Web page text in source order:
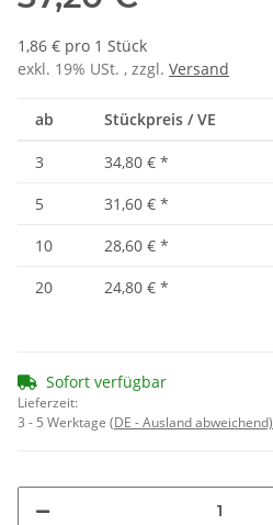
1,86 € pro 1 Stück
exkl. 19% USt. , zzgl. Versand
ab Stückpreis / VE
3 34,80 € *
5
31,60 € *
10
28,60 € *
20
24,80 € *
Sofort verfügbar
Lieferzeit:
3 - 5 Werktage (DE - Ausland abweichend)